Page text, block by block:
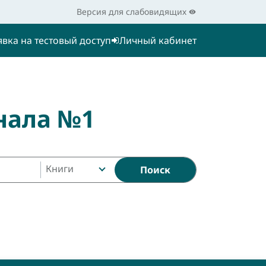
Версия для слабовидящих
на тестовый доступ Личный кабинет
№1
Книги Поиск